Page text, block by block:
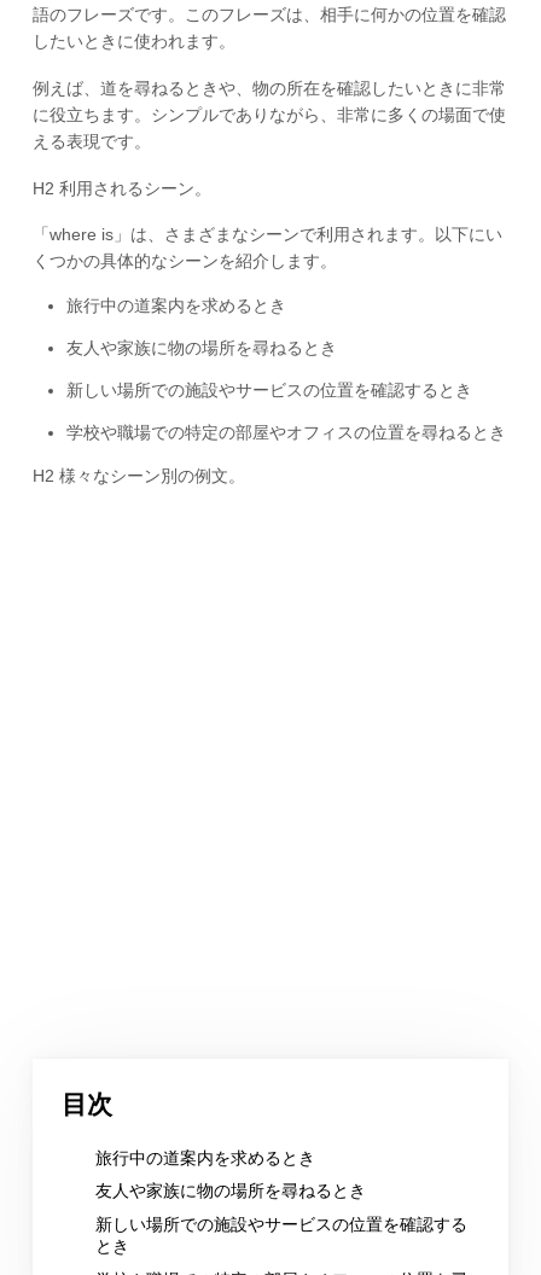
語のフレーズです。このフレーズは、相手に何かの位置を確認
したいときに使われます。
例えば、道を尋ねるときや、物の所在を確認したいときに非常
に役立ちます。シンプルでありながら、非常に多くの場面で使
える表現です。
H2 利用されるシーン。
「where is」は、さまざまなシーンで利用されます。以下にい
くつかの具体的なシーンを紹介します。
旅行中の道案内を求めるとき
友人や家族に物の場所を尋ねるとき
新しい場所での施設やサービスの位置を確認するとき
学校や職場での特定の部屋やオフィスの位置を尋ねるとき
H2 様々なシーン別の例文。
目次
旅行中の道案内を求めるとき
友人や家族に物の場所を尋ねるとき
新しい場所での施設やサービスの位置を確認する
とき